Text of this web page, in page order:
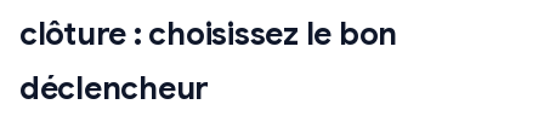
clôture : choisissez le bon
déclencheur